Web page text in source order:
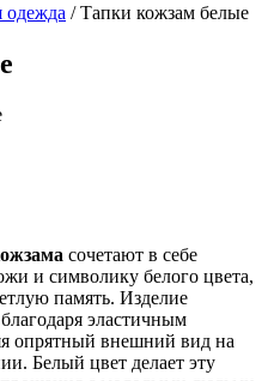
одежда /Тапки кожзам белые
сочетают в себе
и символику белого цвета,
память. Изделие
эластичным
опрятный внешний вид на
Белый цвет делает эту